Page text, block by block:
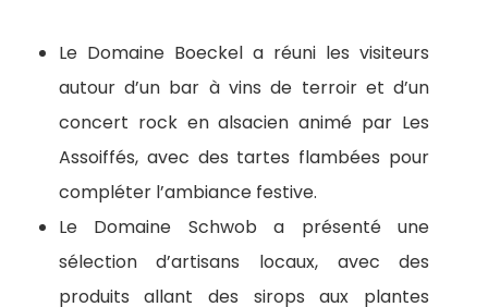
Le Domaine Boeckel a réuni les visiteurs
autour d’un bar à vins de terroir et d’un
concert rock en alsacien animé par Les
Assoiffés, avec des tartes flambées pour
compléter l’ambiance festive.
Le Domaine Schwob a présenté une
sélection d’artisans locaux, avec des
produits allant des sirops aux plantes